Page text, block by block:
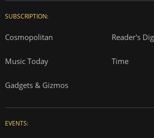
SUBSCRIPTION:
Cosmopolitan Reader's
Music Today Time
Gadgets & Gizmos
EVENTS: